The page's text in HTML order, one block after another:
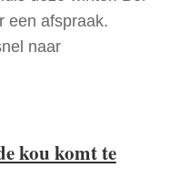
een afspraak.
naar
kou komt te